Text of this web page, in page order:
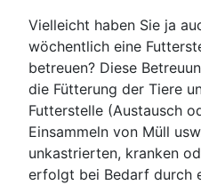
Vielleicht haben Sie ja
wöchentlich eine
betreuen? Diese
die Fütterung der Tiere
Futterstelle (Austausch
Einsammeln von Müll
unkastrierten, kranken
erfolgt bei Bedarf durch